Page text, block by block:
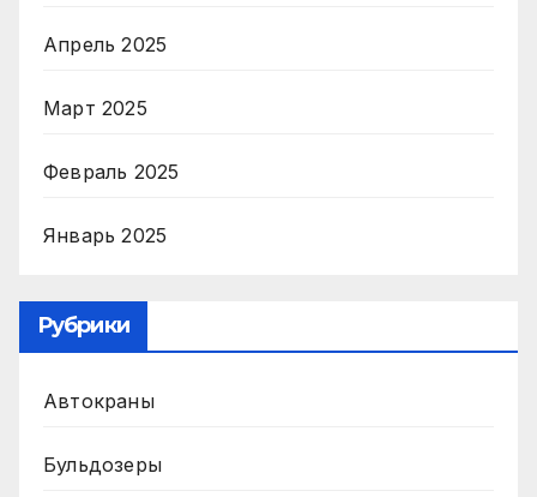
Апрель 2025
Март 2025
Февраль 2025
Январь 2025
Рубрики
Автокраны
Бульдозеры